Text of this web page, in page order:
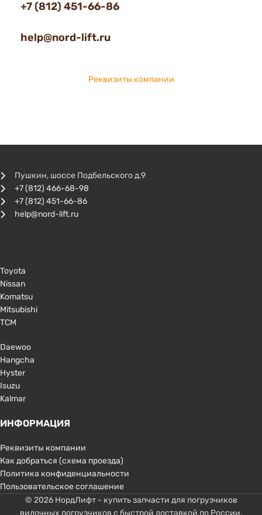
+7 (812) 451-66-86
help@nord-lift.ru
Реквизиты компании
Пушкин, шоссе Подбельского д.9
+7 (812) 466-68-98
+7 (812) 451-66-86
help@nord-lift.ru
Toyota
Nissan
Komatsu
Mitsubishi
TCM
Daewoo
Hangcha
Hyster
Isuzu
Kalmar
ИНФОРМАЦИЯ
Реквизиты компании
Как добраться (схема проезда)
Политика конфиденциальности
Пользовательское соглашение
© 2026 НордЛифт - купить запчасти для погрузчиков